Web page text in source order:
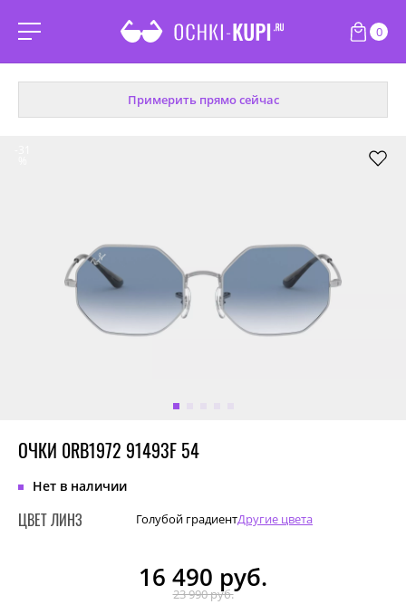
0
Примерить прямо сейчас
ОЧКИ 0RB1972 91493F 54
Нет в наличии
ЦВЕТ ЛИНЗ Голубой градиентДругие цвета
16 490 руб.
23 990 руб.